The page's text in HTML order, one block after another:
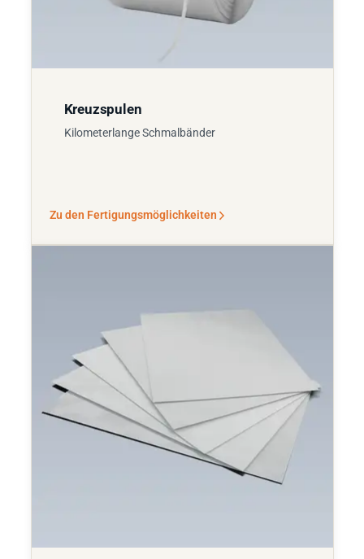
Kreuzspulen
Kilometerlange Schmalbänder
Zu den Fertigungsmöglichkeiten